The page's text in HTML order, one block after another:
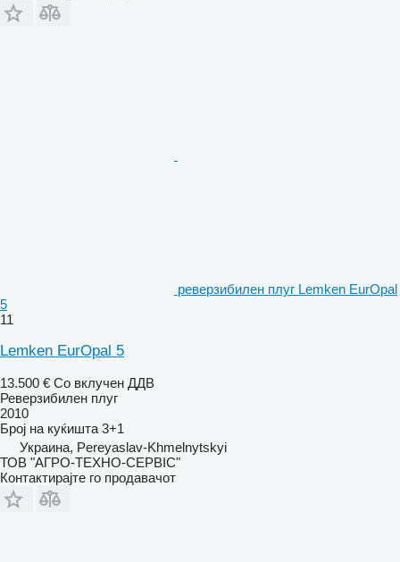
реверзибилен плуг Lemken EurOpal
5
11
Lemken EurOpal 5
13.500 € Со вклучен ДДВ
Реверзибилен плуг
2010
Број на куќишта 3+1
Украина, Pereyaslav-Khmelnytskyi
ТОВ "АГРО-ТЕХНО-СЕРВІС"
Контактирајте го продавачот